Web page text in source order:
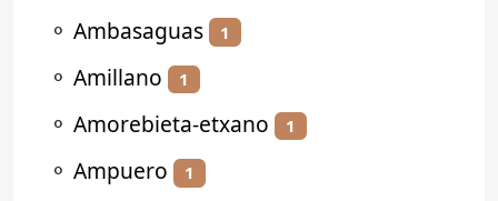
⚬ Ambasaguas 1
⚬ Amillano 1
⚬ Amorebieta-etxano 1
⚬ Ampuero 1